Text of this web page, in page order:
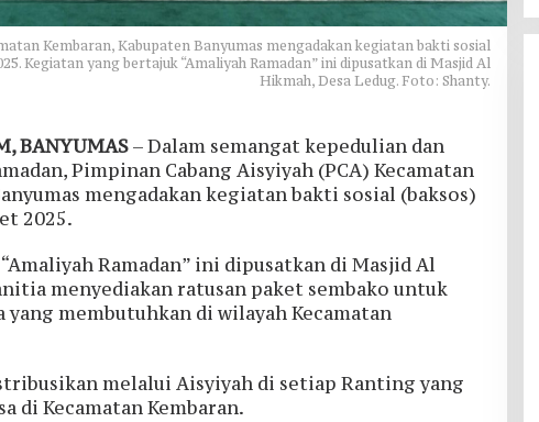
Kembaran, Kabupaten Banyumas mengadakan kegiatan bakti sosial
Kegiatan yang bertajuk “Amaliyah Ramadan” ini dipusatkan di Masjid Al
Hikmah, Desa Ledug. Foto: Shanty.
BANYUMAS– Dalam semangat kepedulian dan
Pimpinan Cabang Aisyiyah (PCA) Kecamatan
mengadakan kegiatan bakti sosial (baksos)
2025.
Ramadan” ini dipusatkan di Masjid Al
menyediakan ratusan paket sembako untuk
yang membutuhkan di wilayah Kecamatan
melalui Aisyiyah di setiap Ranting yang
di Kecamatan Kembaran.